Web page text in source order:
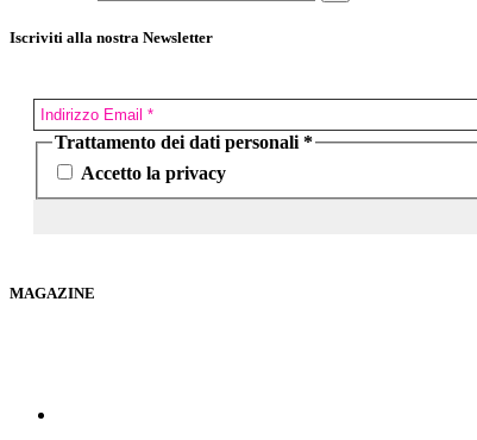
Iscriviti alla nostra Newsletter
Trattamento dei dati personali *
Accetto la privacy
MAGAZINE